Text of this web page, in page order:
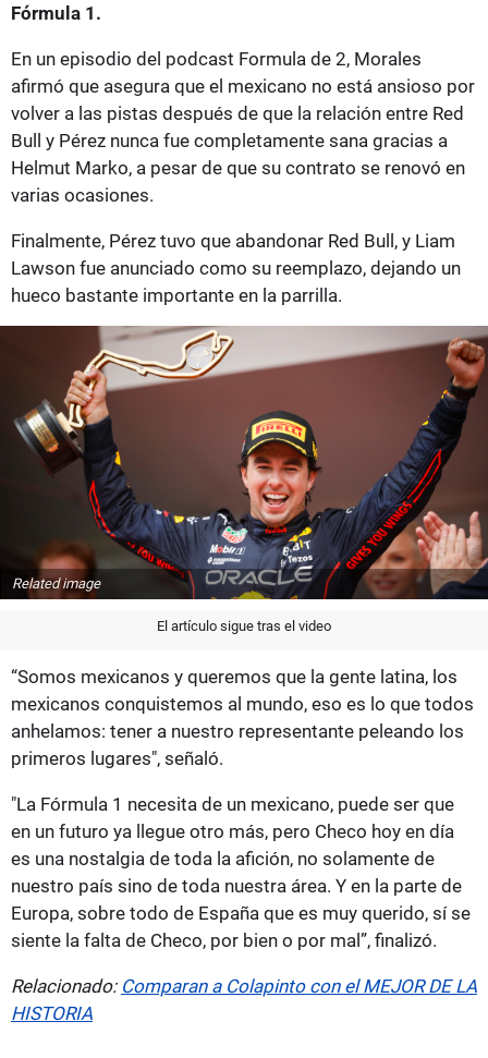
Fórmula 1.
En un episodio del podcast Formula de 2, Morales
afirmó que asegura que el mexicano no está ansioso por
volver a las pistas después de que la relación entre Red
Bull y Pérez nunca fue completamente sana gracias a
Helmut Marko, a pesar de que su contrato se renovó en
varias ocasiones.
Finalmente, Pérez tuvo que abandonar Red Bull, y Liam
Lawson fue anunciado como su reemplazo, dejando un
hueco bastante importante en la parrilla.
Related image
El artículo sigue tras el video
“Somos mexicanos y queremos que la gente latina, los
mexicanos conquistemos al mundo, eso es lo que todos
anhelamos: tener a nuestro representante peleando los
primeros lugares", señaló.
"La Fórmula 1 necesita de un mexicano, puede ser que
en un futuro ya llegue otro más, pero Checo hoy en día
es una nostalgia de toda la afición, no solamente de
nuestro país sino de toda nuestra área. Y en la parte de
Europa, sobre todo de España que es muy querido, sí se
siente la falta de Checo, por bien o por mal”, finalizó.
Relacionado: Comparan a Colapinto con el MEJOR DE LA
HISTORIA